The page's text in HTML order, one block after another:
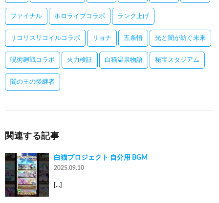
ファイナル ホロライブコラボ ランク上げ
リコリスリコイルコラボ リョナ 五条悟 光と闇が紡ぐ未来
呪術廻戦コラボ 火力検証 白猫温泉物語 秘宝スタジアム
闇の王の後継者
関連する記事
白猫プロジェクト 自分用 BGM
2025.09.10
[…]